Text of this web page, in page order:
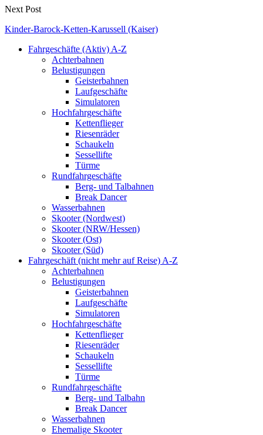
Next Post
Kinder-Barock-Ketten-Karussell (Kaiser)
Fahrgeschäfte (Aktiv) A-Z
Achterbahnen
Belustigungen
Geisterbahnen
Laufgeschäfte
Simulatoren
Hochfahrgeschäfte
Kettenflieger
Riesenräder
Schaukeln
Sessellifte
Türme
Rundfahrgeschäfte
Berg- und Talbahnen
Break Dancer
Wasserbahnen
Skooter (Nordwest)
Skooter (NRW/Hessen)
Skooter (Ost)
Skooter (Süd)
Fahrgeschäft (nicht mehr auf Reise) A-Z
Achterbahnen
Belustigungen
Geisterbahnen
Laufgeschäfte
Simulatoren
Hochfahrgeschäfte
Kettenflieger
Riesenräder
Schaukeln
Sessellifte
Türme
Rundfahrgeschäfte
Berg- und Talbahn
Break Dancer
Wasserbahnen
Ehemalige Skooter